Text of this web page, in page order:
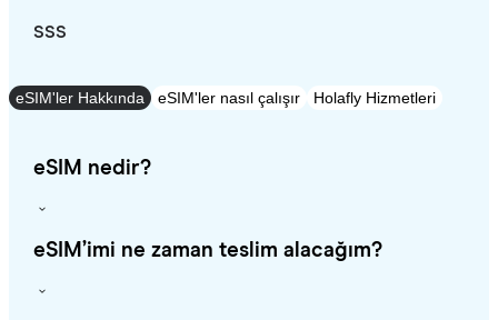
SSS
eSIM'ler Hakkında eSIM'ler nasıl çalışır Holafly Hizmetleri
eSIM nedir?
eSIM’imi ne zaman teslim alacağım?